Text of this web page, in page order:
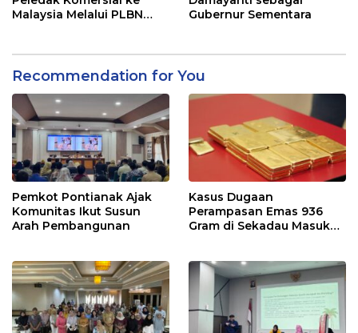
Malaysia Melalui PLBN
Gubernur Sementara
Recommendation for You
Pemkot Pontianak Ajak
Komunitas Ikut Susun
Arah Pembangunan
Kasus Dugaan
Perampasan Emas 936
Gram di Sekadau Masuk